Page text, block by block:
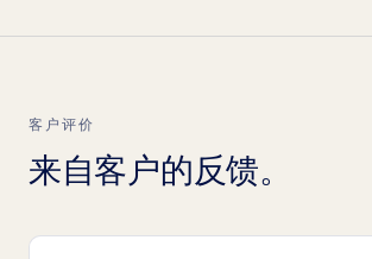
客户评价
来自客户的反馈。